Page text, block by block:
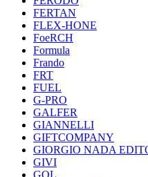
FERTAN
FLEX-HONE
FoeRCH
Formula
Frando
FRT
FUEL
G-PRO
GALFER
GIANNELLI
GIFTCOMPANY
GIORGIO NADA
GIVI
GOL